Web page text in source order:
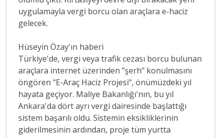
uygulamayla vergi borcu olan araçlara e-haciz
gelecek.
Hüseyin Özay'ın haberi
Türkiye'de, vergi veya trafik cezası borcu bulunan
araçlara internet üzerinden "şerh" konulmasını
öngören "E-Araç Haciz Projesi", önümüzdeki yıl
hayata geçiyor. Maliye Bakanlığı'nın, bu yıl
Ankara'da dört ayrı vergi dairesinde başlattığı
sistem başarılı oldu. Sistemin eksikliklerinin
giderilmesinin ardından, proje tüm yurtta